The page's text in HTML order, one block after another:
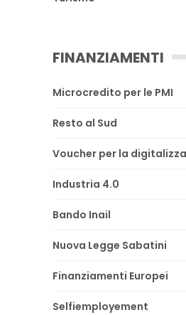
FINANZIAMENTI
Microcredito per le PMI
Resto al Sud
Voucher per la
Industria 4.0
Bando Inail
Nuova Legge Sabatini
Finanziamenti Europei
Selfiemployement